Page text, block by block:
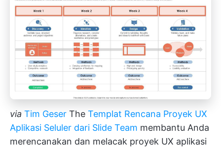
via Tim Geser The Templat Rencana Proyek UX
Aplikasi Seluler dari Slide Team membantu Anda
merencanakan dan melacak proyek UX aplikasi